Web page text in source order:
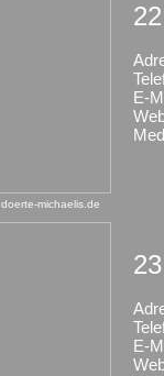
E-
doerte-michaelis.de
E-